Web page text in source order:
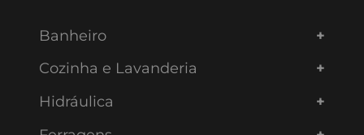
Banheiro
Cozinha e Lavanderia
Hidráulica